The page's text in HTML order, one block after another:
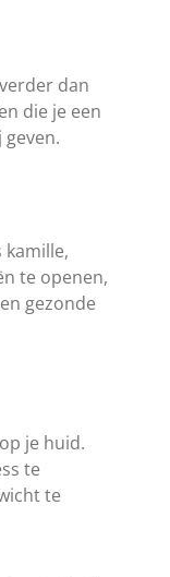
dan
die je een
kamille,
te openen,
gezonde
je huid.
te
te